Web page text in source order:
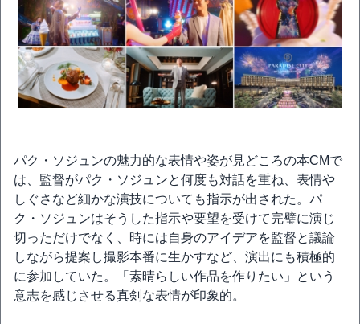
パク・ソジュンの魅力的な表情や姿が見どころの本CMで
は、監督がパク・ソジュンと何度も対話を重ね、表情や
しぐさなど細かな演技についても指示が出された。パ
ク・ソジュンはそうした指示や要望を受けて完璧に演じ
切っただけでなく、時には自身のアイデアを監督と議論
しながら提案し撮影本番に生かすなど、演出にも積極的
に参加していた。「素晴らしい作品を作りたい」という
意志を感じさせる真剣な表情が印象的。